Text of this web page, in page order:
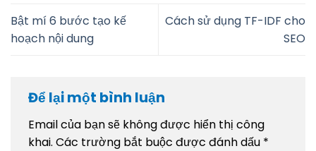
Bật mí 6 bước tạo kế
hoạch nội dung
Cách sử dụng TF-IDF cho
SEO
Để lại một bình luận
Email của bạn sẽ không được hiển thị công
khai. Các trường bắt buộc được đánh dấu *